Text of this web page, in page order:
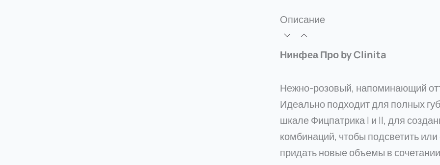
Описание
Нинфеа Про by Clinita
Нежно-розовый, напоминающий
Идеально подходит для полных
шкале Фицпатрика I и II, для
комбинаций, чтобы подсветить или
придать новые объемы в